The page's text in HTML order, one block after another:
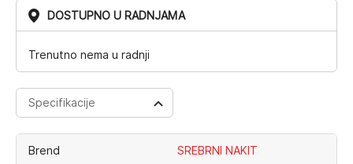
DOSTUPNO U RADNJAMA
Trenutno nema u radnji
Specifikacije
Brend SREBRNI NAKIT